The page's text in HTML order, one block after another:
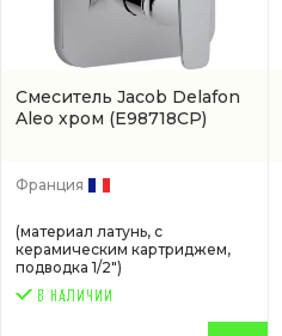
Смеситель Jacob Delafon
Aleo хром (E98718CP)
Франция
(материал латунь, с
керамическим картриджем,
подводка 1/2")